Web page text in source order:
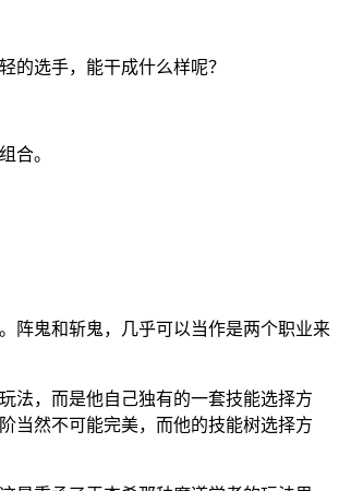
的选手，能干成什么样呢？
合。
阵鬼和斩鬼，几乎可以当作是两个职业来
法，而是他自己独有的一套技能选择方
当然不可能完美，而他的技能树选择方